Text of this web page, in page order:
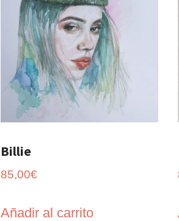
Billie
85,00€
Añadir al carrito